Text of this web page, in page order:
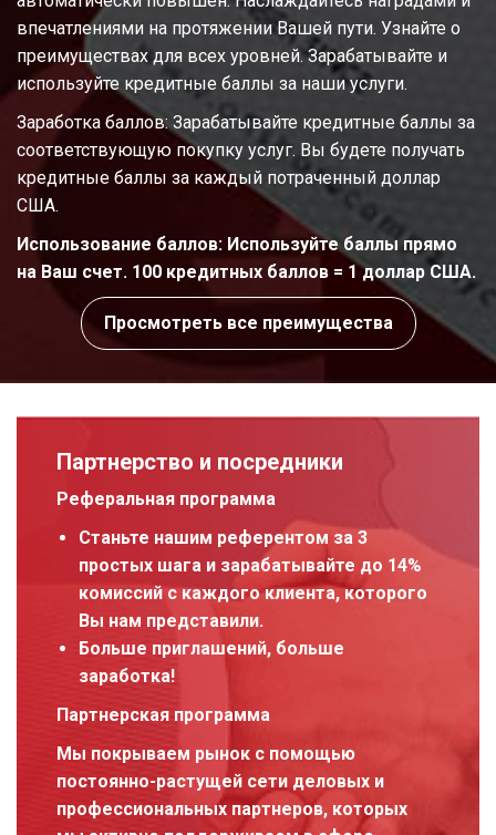
впечатлениями на протяжении Вашей пути. Узнайте о
преимуществах для всех уровней. Зарабатывайте и
используйте кредитные баллы за наши услуги.
Заработка баллов: Зарабатывайте кредитные баллы за
соответствующую покупку услуг. Вы будете получать
кредитные баллы за каждый потраченный доллар
США.
Использование баллов: Используйте баллы прямо
на Ваш счет. 100 кредитных баллов = 1 доллар США.
Просмотреть все преимущества
Партнерство и посредники
Реферальная программа
Станьте нашим референтом за 3
простых шага и зарабатывайте до 14%
комиссий с каждого клиента, которого
Вы нам представили.
Больше приглашений, больше
заработка!
Партнерская программа
Мы покрываем рынок с помощью
постоянно-растущей сети деловых и
профессиональных партнеров, которых